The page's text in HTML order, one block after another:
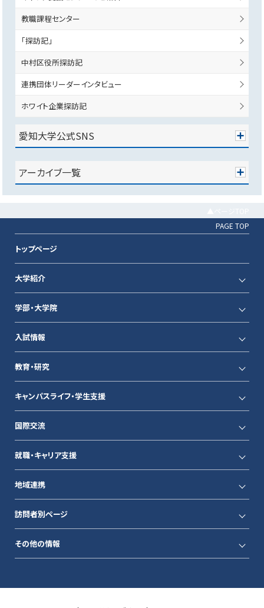
教職課程センター
「探訪記」
中村区役所探訪記
連携団体リーダーインタビュー
ホワイト企業探訪記
愛知大学公式SNS
アーカイブ一覧
PAGE TOP
トップページ
大学紹介
学部・大学院
入試情報
教育・研究
キャンパスライフ・学生支援
国際交流
就職・キャリア支援
地域連携
訪問者別ページ
その他の情報